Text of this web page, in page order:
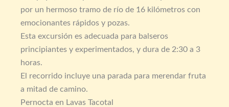
por un hermoso tramo de río de 16 kilómetros con
emocionantes rápidos y pozas.
Esta excursión es adecuada para balseros
principiantes y experimentados, y dura de 2:30 a 3
horas.
El recorrido incluye una parada para merendar fruta
a mitad de camino.
Pernocta en Lavas Tacotal